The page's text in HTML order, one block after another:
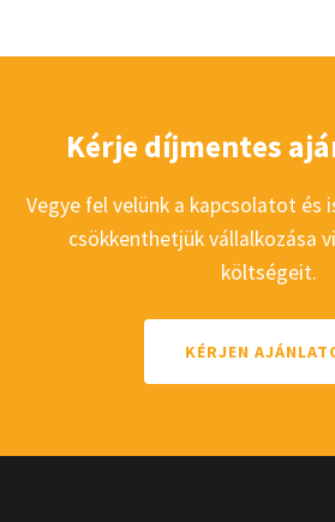
Kérje díjmentes
Vegye fel velünk a kapcsolatot és
csökkenthetjük vállalkozása
költségeit.
KÉRJEN